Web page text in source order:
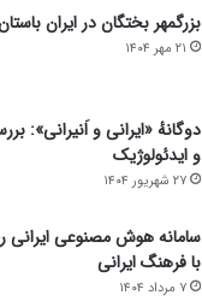
بزرگمهر بختگان در ایران
۲۱ مهر ۱۴۰۴
دوگانهٔ «ایرانی و اَنیرانی»:
و ایدئولوژیک
۲۷ شهریور ۱۴۰۴
سامانه هوش مصنوعی
با فرهنگ ایرانی
۷ مرداد ۱۴۰۴